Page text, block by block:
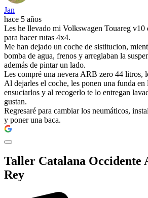
Jan
hace 5 años
Les he llevado mi Volkswagen Touareg v10
para hacer rutas 4x4.
Me han dejado un coche de sistitucion,
bomba de agua, frenos y arreglaban la
además de pintar un lado.
Les compré una nevera ARB zero 44 litros,
Al dejarles el coche, les ponen una funda en
ensuciarlos y al recogerlo te lo entregan
gustan.
Regresaré para cambiar los neumáticos,
y poner una baca.
Taller Catalana Occidente
Rey